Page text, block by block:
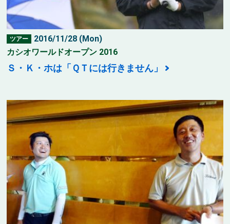
ツアー
2016/11/28 (Mon)
カシオワールドオープン 2016
Ｓ・Ｋ・ホは「ＱＴには行きません」